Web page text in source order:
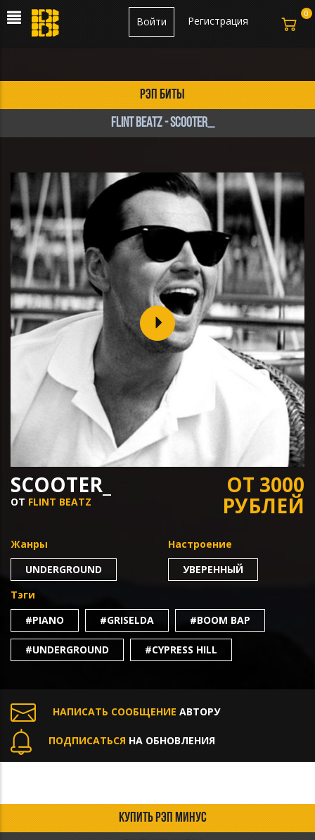
Регистрация
Войти
рэп биты
FLINT BEATZ - Scooter_
SCOOTER_
ОТ FLINT BEATZ
ОТ 3000
РУБЛЕЙ
Жанры
UNDERGROUND
Настроение
УВЕРЕННЫЙ
Тэги
#PIANO
#GRISELDA #BOOM BAP
#UNDERGROUND #CYPRESS HILL
НАПИСАТЬ СООБЩЕНИЕ АВТОРУ
ПОДПИСАТЬСЯ НА ОБНОВЛЕНИЯ
КУПИТЬ РЭП МИНУС
0